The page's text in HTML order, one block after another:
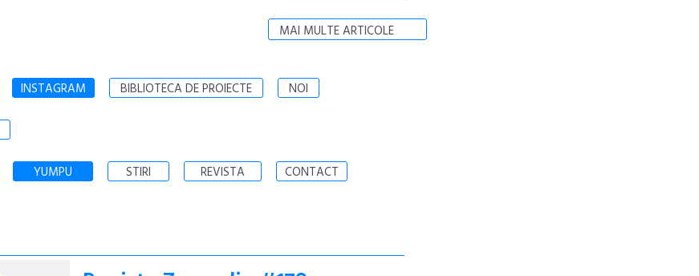
MAI MULTE ARTICOLE
INSTAGRAM BIBLIOTECA DE PROIECTE NOI
YUMPU STIRI REVISTA CONTACT